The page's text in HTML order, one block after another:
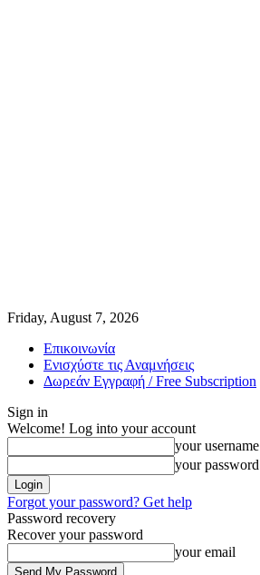
Friday, August 7, 2026
Επικοινωνία
Ενισχύστε τις Αναμνήσεις
Δωρεάν Εγγραφή / Free Subscription
Sign in
Welcome! Log into your account
your username
your password
Forgot your password? Get help
Password recovery
Recover your password
your email